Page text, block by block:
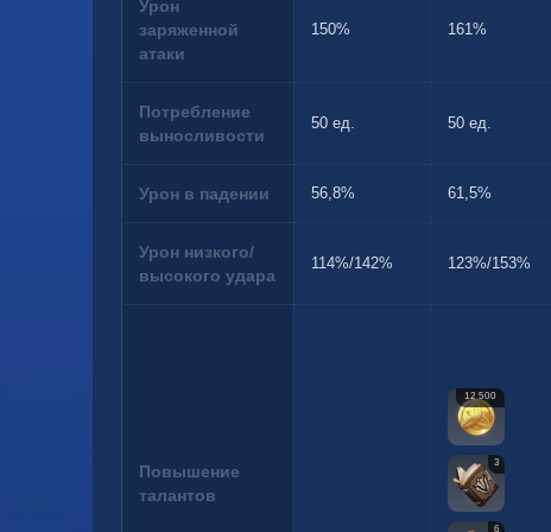
Урон
заряженной
атаки
150% 161%
Потребление
выносливости
50 ед. 50 ед.
Урон в падении 56,8% 61,5%
Урон низкого/
высокого удара
114%/142% 123%/153%
Повышение
талантов
12 500
3
6